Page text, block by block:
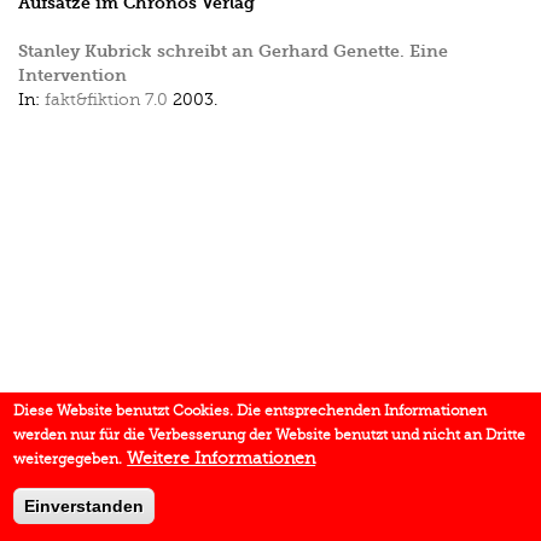
Stanley Kubrick schreibt an Gerhard Genette. Eine
Intervention
In: fakt&fiktion 7.0 2003.
Diese Website benutzt Cookies. Die entsprechenden Informationen
werden nur für die Verbesserung der Website benutzt und nicht an Dritte
weitergegeben. Weitere Informationen
Einverstanden